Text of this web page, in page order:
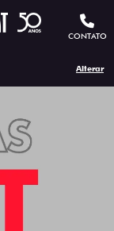
CONTATO
Alterar